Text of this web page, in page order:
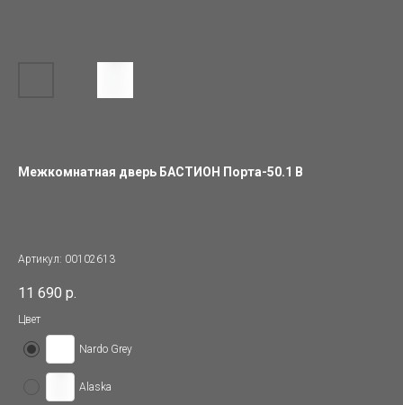
Межкомнатная дверь БАСТИОН Порта-50.1 B
Артикул: 00102613
11 690 р.
Цвет
Nardo Grey
Alaska